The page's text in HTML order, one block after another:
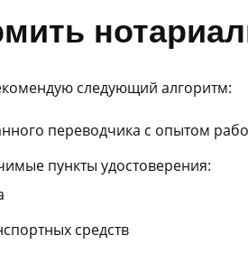
следующий алгоритм:
переводчика с опытом
пункты удостоверения:
средств